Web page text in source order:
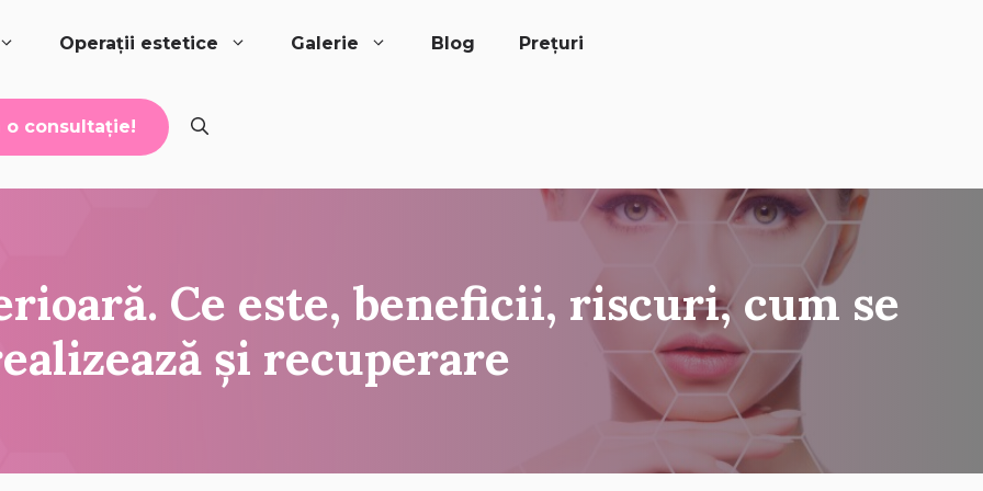
Operații estetice Galerie Blog Prețuri
o consultație!
Ce este, beneficii, riscuri, cum se
și recuperare